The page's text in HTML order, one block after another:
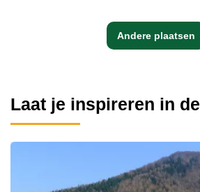
Andere plaatsen
Laat je inspireren in